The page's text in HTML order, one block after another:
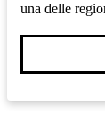
una delle